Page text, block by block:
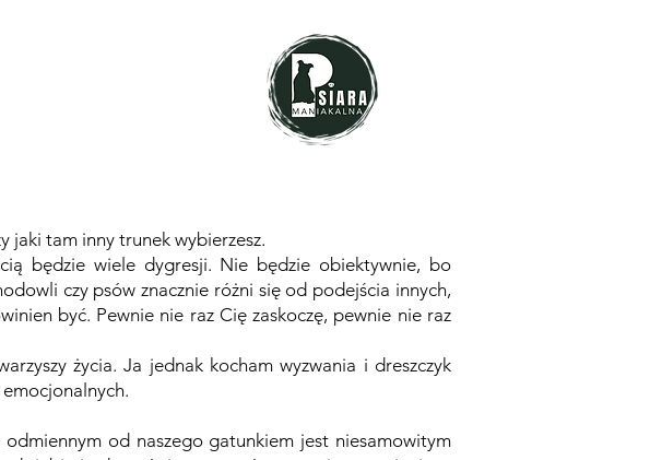
jaki tam inny trunek wybierzesz.
będzie wiele dygresji. Nie będzie obiektywnie, bo
czy psów znacznie różni się od podejścia innych,
być. Pewnie nie raz Cię zaskoczę, pewnie nie raz
życia. Ja jednak kocham wyzwania i dreszczyk
od naszego gatunkiem jest niesamowitym